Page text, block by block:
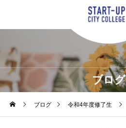
ブログ
ブログ 令和4年度修了生